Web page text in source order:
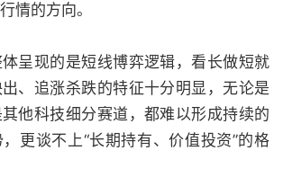
情的方向。
呈现的是短线博弈逻辑，看长做短就
、追涨杀跌的特征十分明显，无论是
他科技细分赛道，都难以形成持续的
更谈不上“长期持有、价值投资”的格